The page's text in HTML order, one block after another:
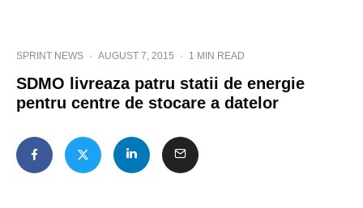
SPRINT NEWS · AUGUST 7, 2015 · 1 MIN READ
SDMO livreaza patru statii de energie
pentru centre de stocare a datelor